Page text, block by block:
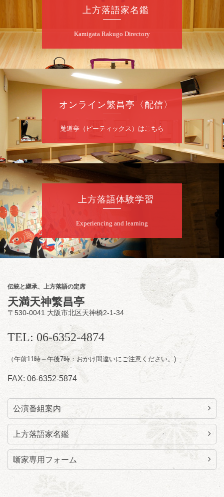
昼
桂九寿玉／桂弥太郎／桂かい枝※／けんたと
ももえ（音曲漫才）※／笑福亭三喬／桂米二
～仲入～桂咲之輔／林家染団治／渡辺あきら
（ジャグリング）／笑福亭松枝（※…配信は
ございません）
★菟道亭配信あり
夜
8月10日（月）
桂慶治朗 月例奮闘落語会 八月席
桂慶治朗「鉄砲勇助」「植木屋娘」ほか一席
／桂弥壱「開口一番」
前売2,000円 当日2,500円
お問合せ：慶治朗落語会事務局 090-8126-
2020
★菟道亭配信あり
配信の
購入はこちらをクリック
8月11日（火）
昼席：番組案内
桂九寿玉／桂弥太郎／桂かい枝※／けんたと
ももえ（音曲漫才）※／笑福亭三喬／桂米平
～仲入～桂咲之輔／林家染団治／キタノ大地
（マジック）／笑福亭松枝（※…配信はござ
★菟道亭 配信あり
上方落語家名鑑
Kamigata Rakugo Directory
オンライン繁昌亭〈配信〉
莵道亭（ピーティックス）はこちら
上方落語体験学習
Experiencing and learning
伝統と継承、上方落語の定席
天満天神繁昌亭
〒530-0041 大阪市北区天神橋2-1-34
TEL: 06-6352-4874
（午前11時～午後7時：おかけ間違いにご注意ください。)
FAX: 06-6352-5874
公演番組案内
上方落語家名鑑
噺家専用フォーム